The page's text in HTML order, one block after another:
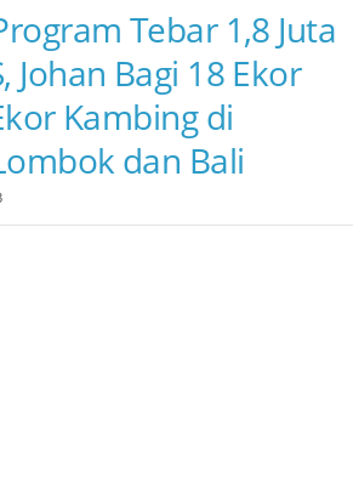
Tebar 1,8 Juta
Johan Bagi 18 Ekor
Kambing di
dan Bali